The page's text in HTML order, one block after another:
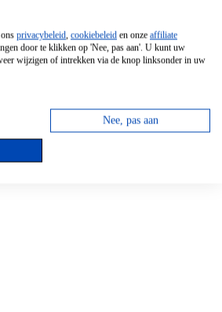
Kookplaat
privacybeleid, cookiebeleid en onze affiliate
door te klikken op 'Nee, pas aan'. U kunt uw
wijzigen of intrekken via de knop linksonder in uw
Nee, pas aan